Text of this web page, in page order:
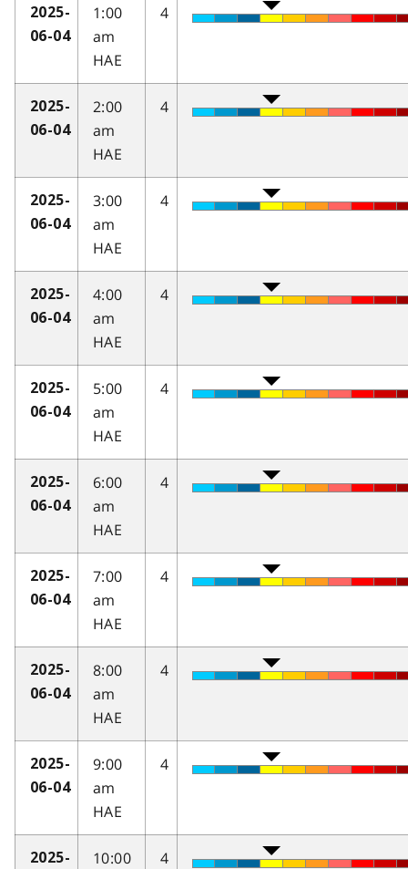
2025-
06-04
1:00
am
HAE
4
2025-
06-04
2:00
am
HAE
4
2025-
06-04
3:00
am
HAE
4
2025-
06-04
4:00
am
HAE
4
2025-
06-04
5:00
am
HAE
4
2025-
06-04
6:00
am
HAE
4
2025-
06-04
7:00
am
HAE
4
2025-
06-04
8:00
am
HAE
4
2025-
06-04
9:00
am
HAE
4
2025-
10:00
4